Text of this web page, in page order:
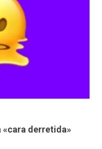
«cara derretida»